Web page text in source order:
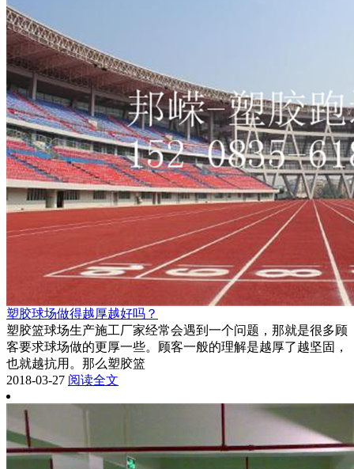
塑胶球场做得越厚越好吗？
塑胶篮球场生产施工厂家经常会遇到一个问题，那就是很多顾
客要求球场做的更厚一些。顾客一般的理解是越厚了越坚固，
也就越抗用。那么塑胶篮
2018-03-27 阅读全文